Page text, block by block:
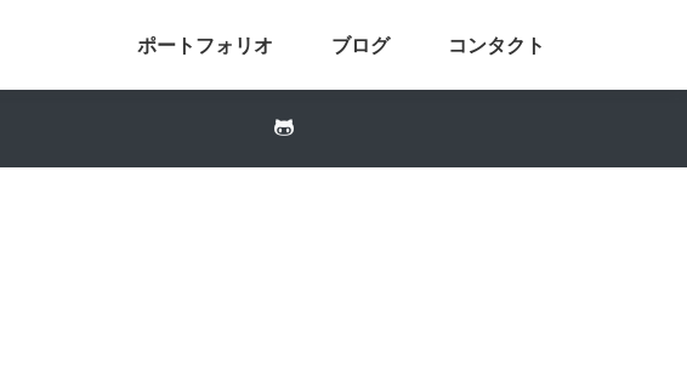
ポートフォリオ ブログ コンタクト